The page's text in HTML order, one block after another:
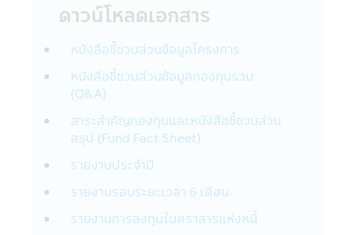
หน่วยลงทุนกองทุนรวมที่อยู่ในความสนใจของ
ท่าน
• ประเมินและดำเนินการโปรแกรมประยุกต์ที่
สอดคล้องกับสินค้าและบริการทางการเงิน เช่น
หน่วยลงทุนกองทุนรวมของท่าน
• บริหารจัดการสินค้าและบริการทางการเงิน
เช่น หน่วยลงทุนกองทุนรวมที่ทางบริษัทนำเสนอ
ต่อท่าน
• เพื่อช่วยให้บริษัทฯจัดการข้อความพร้อมใช้
งานและการเชื่อมต่อของผลิตภัณฑ์ บริการ และ
การติดต่อสื่อสารของบริษัทในกลุ่ม
• เพื่อจัดการความเสี่ยง เพื่อช่วยตรวจจับและ
ป้องกันการกระทำที่ผิดกฎหมายและการฉ้อโกง
ดาวน์โหลดเอกสาร
หนังสือชี้ชวนส่วนข้อมูลโครงการ
หนังสือชี้ชวนส่วนข้อมูลกองทุนรวม
(Q&A)
สาระสำคัญกองทุนและหนังสือชี้ชวนส่วน
สรุป (Fund Fact Sheet)
รายงานประจำปี
รายงานรอบระยะเวลา 6 เดือน
รายงานการลงทุนในตราสารแห่งหนี้